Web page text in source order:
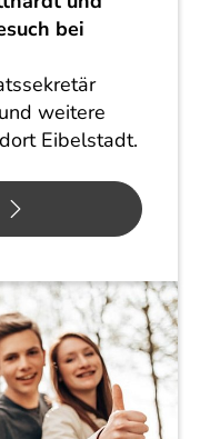
bei
weitere
Eibelstadt.